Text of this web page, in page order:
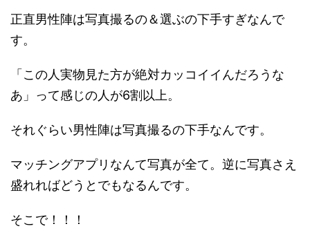
正直男性陣は写真撮るの＆選ぶの下手すぎなんで
す。
「この人実物見た方が絶対カッコイイんだろうな
あ」って感じの人が6割以上。
それぐらい男性陣は写真撮るの下手なんです。
マッチングアプリなんて写真が全て。逆に写真さえ
盛れればどうとでもなるんです。
そこで！！！